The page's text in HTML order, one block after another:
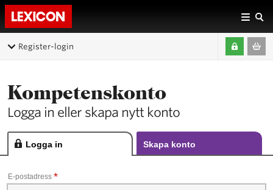
Register-login
Kompetenskonto
Logga in eller skapa nytt konto
Logga in Skapa konto
E-postadress *